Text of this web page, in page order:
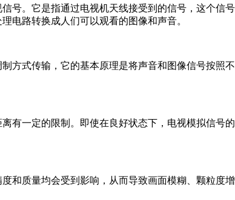
号。它是指通过电视机天线接受到的信号，这个信
电路转换成人们可以观看的图像和声音。
方式传输，它的基本原理是将声音和图像信号按照
有一定的限制。即使在良好状态下，电视模拟信号
和质量均会受到影响，从而导致画面模糊、颗粒度增